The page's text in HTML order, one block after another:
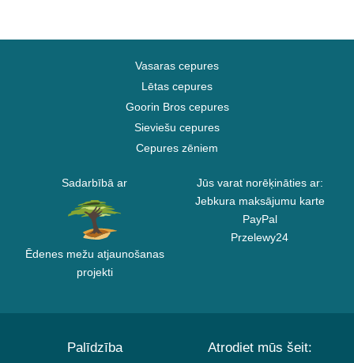
Vasaras cepures
Lētas cepures
Goorin Bros cepures
Sieviešu cepures
Cepures zēniem
Sadarbībā ar
Ēdenes mežu atjaunošanas
projekti
Jūs varat norēķināties ar:
Jebkura maksājumu karte
PayPal
Przelewy24
Palīdzība Atrodiet mūs šeit: